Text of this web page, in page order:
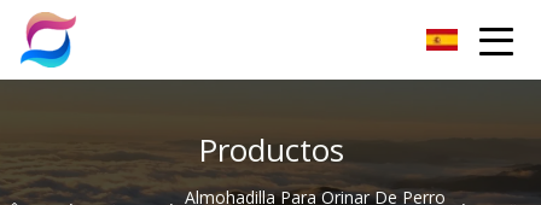
Grupo Co., Ltd de arena para gatos de Nanchang
Productos
Almohadilla Para Orinar De Perro